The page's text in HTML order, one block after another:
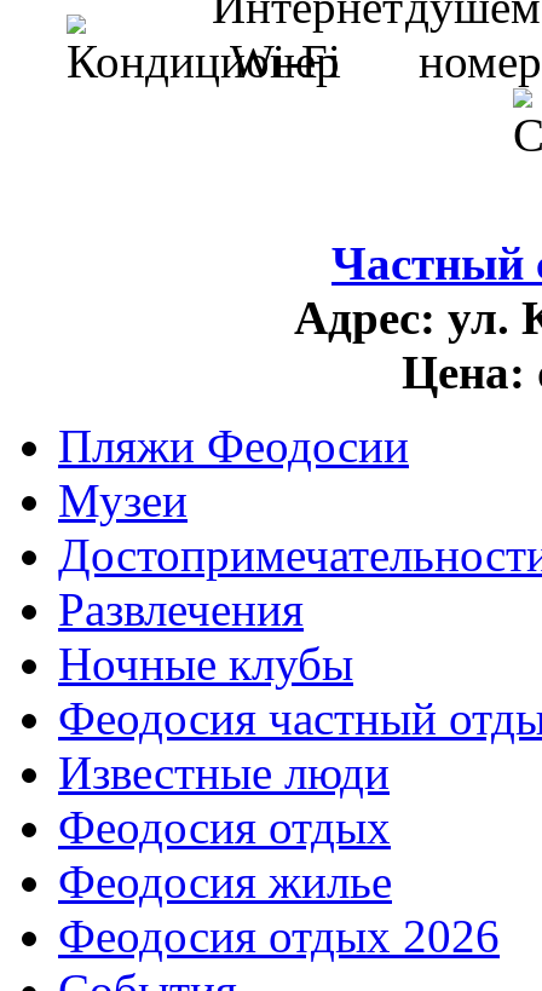
Частный
Адрес: ул.
Цена:
Пляжи Феодосии
Музеи
Развлечения
Ночные клубы
Феодосия частный
Известные люди
Феодосия отдых
Феодосия жилье
Феодосия отдых 2026